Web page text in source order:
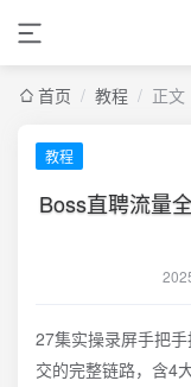
首页 / 教程 / 正文
教程
Boss直聘流量
27集实操录屏手把
交的完整链路，含4